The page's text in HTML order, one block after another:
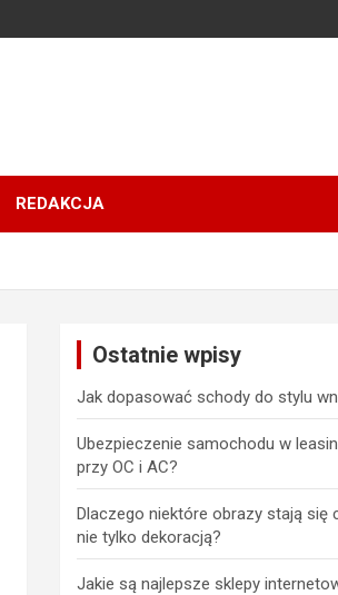
REDAKCJA
Ostatnie wpisy
Jak dopasować schody do stylu
Ubezpieczenie samochodu w
przy OC i AC?
Dlaczego niektóre obrazy stają się
nie tylko dekoracją?
Jakie są najlepsze sklepy